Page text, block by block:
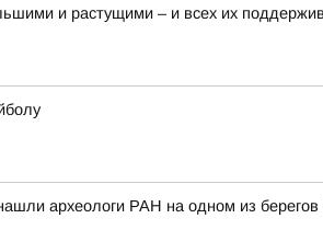
и растущими – и всех их
археологи РАН на одном из